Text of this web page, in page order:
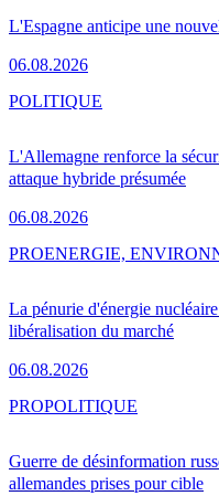
L'Espagne anticipe une
06.08.2026
L'Allemagne renforce la
attaque hybride présumée
06.08.2026
POLITIQUE
La pénurie d'énergie
libéralisation du marché
06.08.2026
PROENERGIE,
Guerre de désinformation
allemandes prises pour cible
PROPOLITIQUE